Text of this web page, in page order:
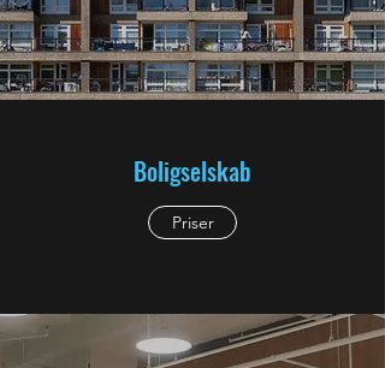
Boligselskab
Priser